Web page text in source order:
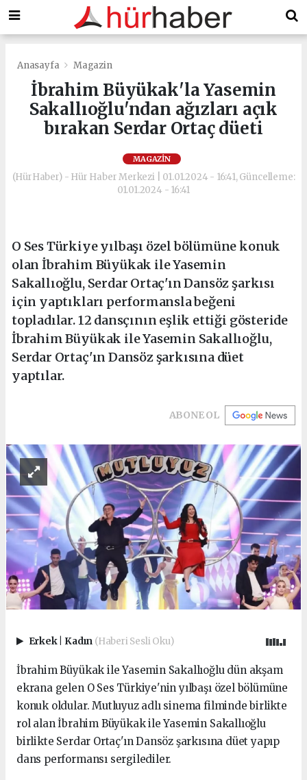
Anasayfa Magazin
İbrahim Büyükak'la Yasemin
Sakallıoğlu'ndan ağızları açık
bırakan Serdar Ortaç düeti
MAGAZIN
(HürHaber) - Hür Haber Merkezi | 01.01.2024 - 16:41, Güncelleme:
01.01.2024 - 16:41
O Ses Türkiye yılbaşı özel bölümüne konuk
olan İbrahim Büyükak ile Yasemin
Sakallıoğlu, Serdar Ortaç'ın Dansöz şarkısı
için yaptıkları performansla beğeni
topladılar. 12 dansçının eşlik ettiği gösteride
İbrahim Büyükak ile Yasemin Sakallıoğlu,
Serdar Ortaç'ın Dansöz şarkısına düet
yaptılar.
ABONE OL
Erkek Kadın (Haberi Sesli Oku)
İbrahim Büyükak ile Yasemin Sakallıoğlu dün akşam
ekrana gelen O Ses Türkiye'nin yılbaşı özel bölümüne
konuk oldular. Mutluyuz adlı sinema filminde birlikte
rol alan İbrahim Büyükak ile Yasemin Sakallıoğlu
birlikte Serdar Ortaç'ın Dansöz şarkısına düet yapıp
dans performansı sergilediler.